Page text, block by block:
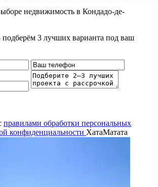
недвижимость в Кондадо-де-
подберём 3 лучших варианта под ваш
правилами обработки персональных
конфиденциальности ХатаМатата